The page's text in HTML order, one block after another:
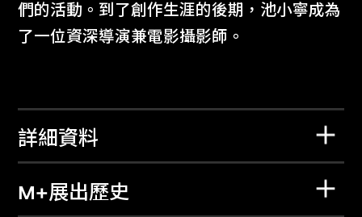
們的活動。到了創作生涯的後期，池小寧成為
了一位資深導演兼電影攝影師。
詳細資料
M+展出歷史